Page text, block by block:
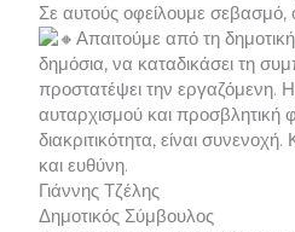
Σε αυτούς οφείλουμε σεβασμό,
Απαιτούμε από τη
δημόσια, να καταδικάσει τη
προστατέψει την εργαζόμενη.
αυταρχισμού και προσβλητική
διακριτικότητα, είναι
και ευθύνη.
Γιάννης Τζέλης
Δημοτικός Σύμβουλος